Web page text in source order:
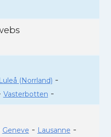
Luleå (Norrland) -
Vasterbotten -
Geneve - Lausanne -